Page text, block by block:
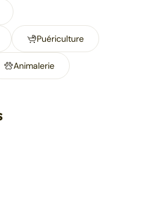
Puériculture
Animalerie